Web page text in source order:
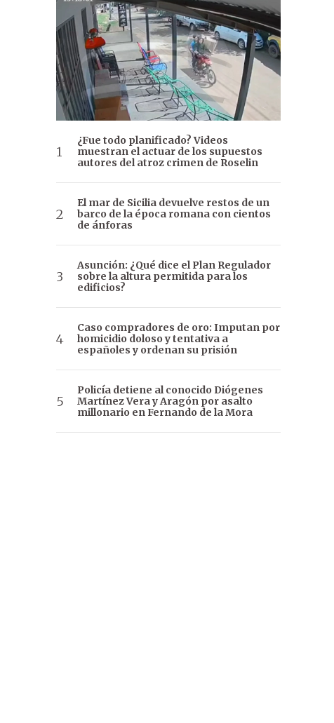
¿Fue todo planificado? Videos
muestran el actuar de los supuestos
autores del atroz crimen de Roselin
El mar de Sicilia devuelve restos de un
barco de la época romana con cientos
de ánforas
Asunción: ¿Qué dice el Plan Regulador
sobre la altura permitida para los
edificios?
Caso compradores de oro: Imputan por
homicidio doloso y tentativa a
españoles y ordenan su prisión
Policía detiene al conocido Diógenes
Martínez Vera y Aragón por asalto
millonario en Fernando de la Mora